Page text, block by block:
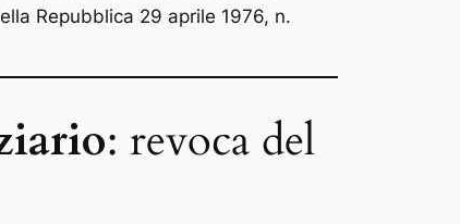
Repubblica 29 aprile 1976, n.
: revoca del